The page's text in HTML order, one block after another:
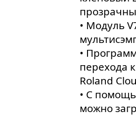
• Модуль
•
перехода
Roland
• С
можно